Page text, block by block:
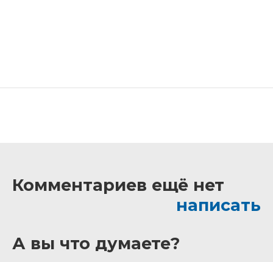
Комментариев ещё нет
написать
А вы что думаете?